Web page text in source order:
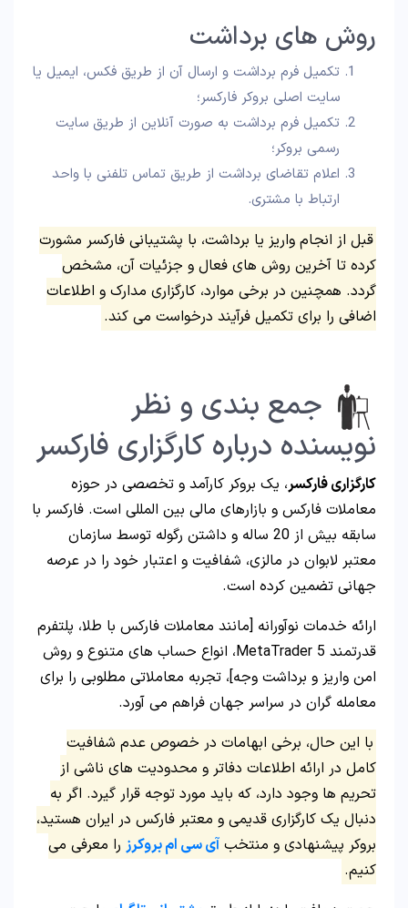
روش های برداشت
تکمیل فرم برداشت و ارسال آن از طریق فکس، ایمیل یا
سایت اصلی بروکر فارکسر؛
تکمیل فرم برداشت به صورت آنلاین از طریق سایت
رسمی بروکر؛
اعلام تقاضای برداشت از طریق تماس تلفنی با واحد
ارتباط با مشتری.
قبل از انجام واریز یا برداشت، با پشتیبانی فارکسر مشورت
کرده تا آخرین روش های فعال و جزئیات آن، مشخص
گردد. همچنین در برخی موارد، کارگزاری مدارک و اطلاعات
اضافی را برای تکمیل فرآیند درخواست می کند.
جمع بندی و نظر
نویسنده درباره کارگزاری فارکسر
کارگزاری فارکسر، یک بروکر کارآمد و تخصصی در حوزه
معاملات فارکس و بازارهای مالی بین المللی است. فارکسر با
سابقه بیش از 20 ساله و داشتن رگوله توسط سازمان
معتبر لابوان در مالزی، شفافیت و اعتبار خود را در عرصه
جهانی تضمین کرده است.
ارائه خدمات نوآورانه [مانند معاملات فارکس با طلا، پلتفرم
قدرتمند MetaTrader 5، انواع حساب های متنوع و روش
امن واریز و برداشت وجه]، تجربه معاملاتی مطلوبی را برای
معامله گران در سراسر جهان فراهم می آورد.
با این حال، برخی ابهامات در خصوص عدم شفافیت
کامل در ارائه اطلاعات دفاتر و محدودیت های ناشی از
تحریم ها وجود دارد، که باید مورد توجه قرار گیرد. اگر به
دنبال یک کارگزاری قدیمی و معتبر فارکس در ایران هستید،
بروکر پیشنهادی و منتخب آی سی ام بروکرز را معرفی می
کنیم.